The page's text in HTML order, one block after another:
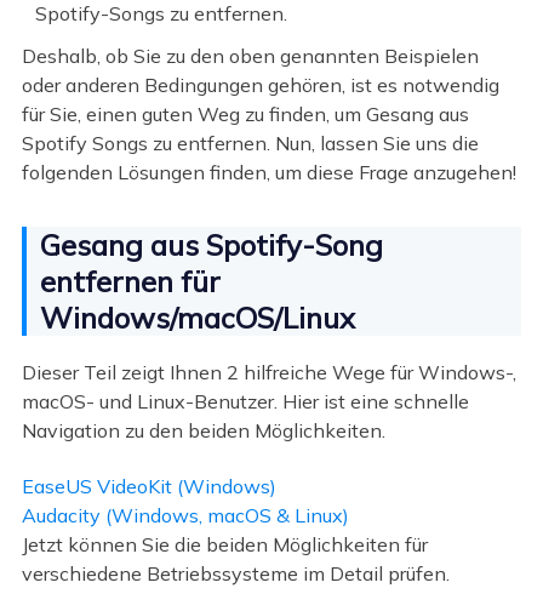
Spotify-Songs zu entfernen.
Deshalb, ob Sie zu den oben genannten Beispielen
oder anderen Bedingungen gehören, ist es notwendig
für Sie, einen guten Weg zu finden, um Gesang aus
Spotify Songs zu entfernen. Nun, lassen Sie uns die
folgenden Lösungen finden, um diese Frage anzugehen!
Gesang aus Spotify-Song
entfernen für
Windows/macOS/Linux
Dieser Teil zeigt Ihnen 2 hilfreiche Wege für Windows-,
macOS- und Linux-Benutzer. Hier ist eine schnelle
Navigation zu den beiden Möglichkeiten.
EaseUS VideoKit (Windows)
Audacity (Windows, macOS & Linux)
Jetzt können Sie die beiden Möglichkeiten für
verschiedene Betriebssysteme im Detail prüfen.